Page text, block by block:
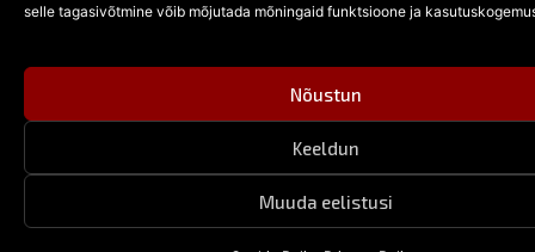
selle tagasivõtmine võib mõjutada mõningaid funktsioone ja
Nõustun
Keeldun
Muuda eelistusi